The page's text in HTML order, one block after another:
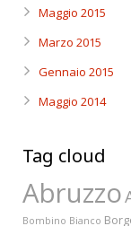
Maggio 2015
Marzo 2015
Gennaio 2015
Maggio 2014
Tag cloud
Abruzzo
Bombino Bianco